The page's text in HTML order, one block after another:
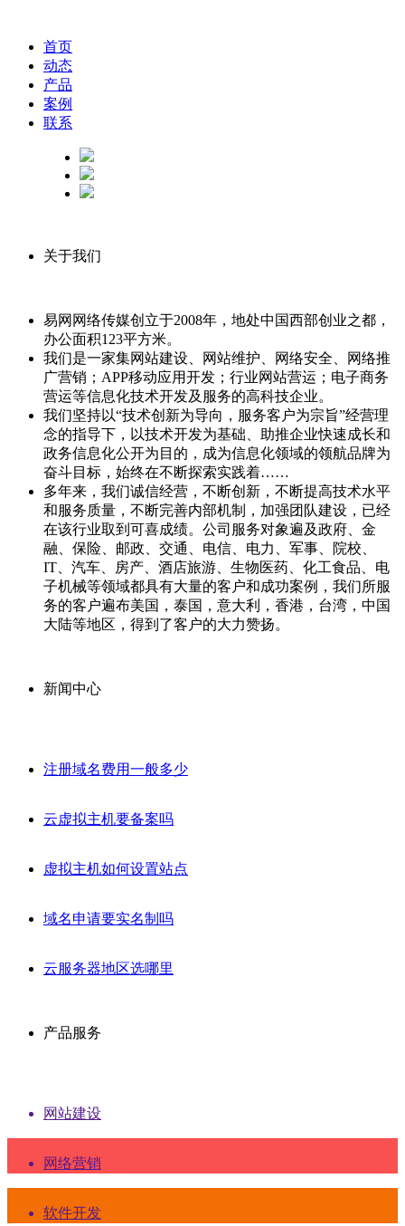
首页
动态
产品
案例
联系
关于我们
易网网络传媒创立于2008年，地处中国西部创业之都，
办公面积123平方米。
我们是一家集网站建设、网站维护、网络安全、网络推
广营销；APP移动应用开发；行业网站营运；电子商务
营运等信息化技术开发及服务的高科技企业。
我们坚持以“技术创新为导向，服务客户为宗旨”经营理
念的指导下，以技术开发为基础、助推企业快速成长和
政务信息化公开为目的，成为信息化领域的领航品牌为
奋斗目标，始终在不断探索实践着……
多年来，我们诚信经营，不断创新，不断提高技术水平
和服务质量，不断完善内部机制，加强团队建设，已经
在该行业取到可喜成绩。公司服务对象遍及政府、金
融、保险、邮政、交通、电信、电力、军事、院校、
IT、汽车、房产、酒店旅游、生物医药、化工食品、电
子机械等领域都具有大量的客户和成功案例，我们所服
务的客户遍布美国，泰国，意大利，香港，台湾，中国
大陆等地区，得到了客户的大力赞扬。
新闻中心
注册域名费用一般多少
云虚拟主机要备案吗
虚拟主机如何设置站点
域名申请要实名制吗
云服务器地区选哪里
产品服务
网站建设
网络营销
软件开发